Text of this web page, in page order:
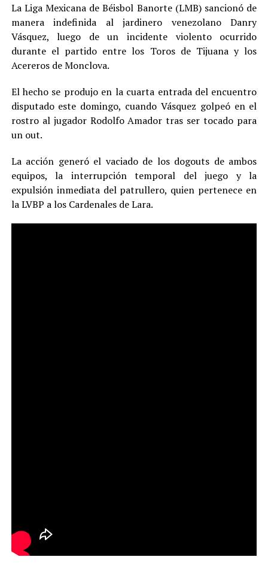
La Liga Mexicana de Béisbol Banorte (LMB) sancionó de
manera indefinida al jardinero venezolano Danry
Vásquez, luego de un incidente violento ocurrido
durante el partido entre los Toros de Tijuana y los
Acereros de Monclova.
El hecho se produjo en la cuarta entrada del encuentro
disputado este domingo, cuando Vásquez golpeó en el
rostro al jugador Rodolfo Amador tras ser tocado para
un out.
La acción generó el vaciado de los dogouts de ambos
equipos, la interrupción temporal del juego y la
expulsión inmediata del patrullero, quien pertenece en
la LVBP a los Cardenales de Lara.